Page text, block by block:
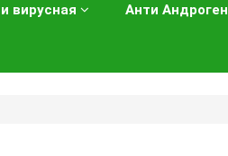
вирусная Анти Андроген